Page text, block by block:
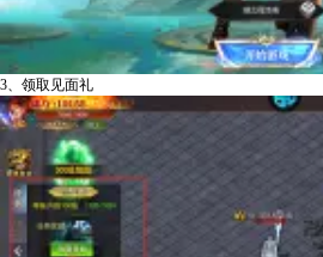
3、领取见面礼